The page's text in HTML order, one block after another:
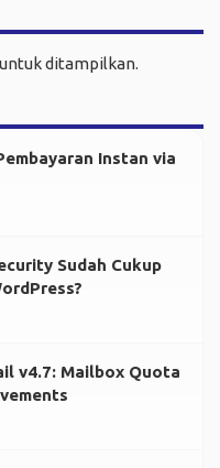
ditampilkan.
Instan via
Sudah Cukup
v4.7: Mailbox Quota